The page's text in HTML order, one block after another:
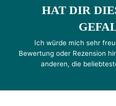
HAT DIR
Ich würde mich sehr
Bewertung oder Rezension
anderen, die